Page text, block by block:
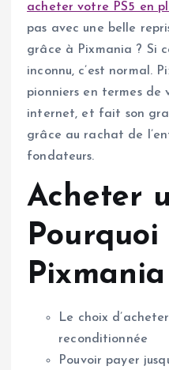
acheter votre PS5 en
pas avec une belle
grâce à Pixmania ? Si
inconnu, c’est normal.
pionniers en termes de
internet, et fait son
grâce au rachat de
fondateurs.
Acheter
Pourquoi
Pixmania
Le choix
reconditionnée
Pouvoir payer